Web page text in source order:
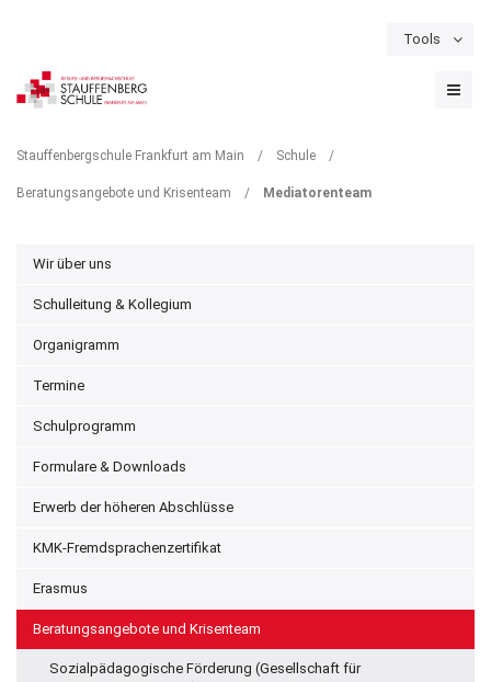
Tools
Schulportal Termine
Stauffenbergschule Frankfurt am Main / Schule /
Beratungsangebote und Krisenteam / Mediatorenteam
Wir über uns
Schulleitung & Kollegium
Organigramm
Termine
Schulprogramm
Formulare & Downloads
Erwerb der höheren Abschlüsse
KMK-Fremdsprachenzertifikat
Erasmus
Beratungsangebote und Krisenteam
Sozialpädagogische Förderung (Gesellschaft für